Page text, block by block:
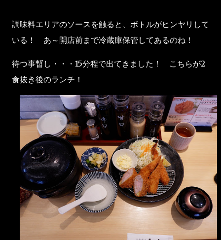
調味料エリアのソースを触ると、ボトルがヒンヤリして
いる！ あ～開店前まで冷蔵庫保管してあるのね！
待つ事暫し・・・15分程で出てきました！ こちらが2
食抜き後のランチ！